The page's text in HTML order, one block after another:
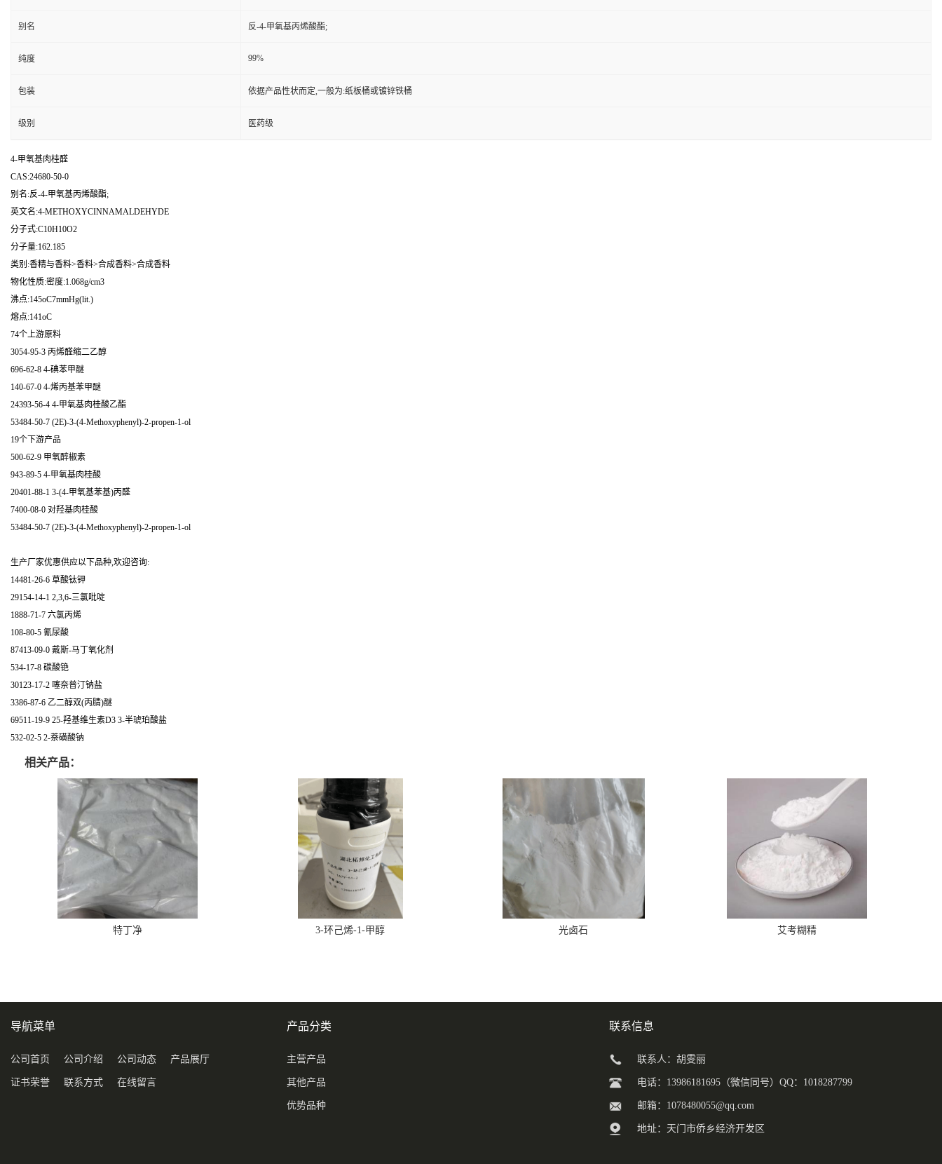
别名 反-4-甲氧基丙烯酸酯;
纯度 99%
包装 依据产品性状而定,一般为:纸板桶或镀锌铁桶
级别 医药级
4-甲氧基肉桂醛
CAS:24680-50-0
别名:反-4-甲氧基丙烯酸酯;
英文名:4-METHOXYCINNAMALDEHYDE
分子式:C10H10O2
分子量:162.185
类别:香精与香料>香料>合成香料>合成香料
物化性质:密度:1.068g/cm3
沸点:145oC7mmHg(lit.)
熔点:141oC
74个上游原料
3054-95-3 丙烯醛缩二乙醇
696-62-8 4-碘苯甲醚
140-67-0 4-烯丙基苯甲醚
24393-56-4 4-甲氧基肉桂酸乙酯
53484-50-7 (2E)-3-(4-Methoxyphenyl)-2-propen-1-ol
19个下游产品
500-62-9 甲氧醉椒素
943-89-5 4-甲氧基肉桂酸
20401-88-1 3-(4-甲氧基苯基)丙醛
7400-08-0 对羟基肉桂酸
53484-50-7 (2E)-3-(4-Methoxyphenyl)-2-propen-1-ol
生产厂家优惠供应以下品种,欢迎咨询:
14481-26-6 草酸钛钾
29154-14-1 2,3,6-三氯吡啶
1888-71-7 六氯丙烯
108-80-5 氰尿酸
87413-09-0 戴斯-马丁氧化剂
534-17-8 碳酸铯
30123-17-2 噻奈普汀钠盐
3386-87-6 乙二醇双(丙腈)醚
69511-19-9 25-羟基维生素D3 3-半琥珀酸盐
532-02-5 2-萘磺酸钠
相关产品：
特丁净 3-环己烯-1-甲醇 光卤石 艾考糊精
导航菜单
公司首页 公司介绍 公司动态 产品展厅
证书荣誉 联系方式 在线留言
产品分类
主营产品
其他产品
优势品种
联系信息
联系人：胡雯丽
电话：13986181695（微信同号）QQ：1018287799
邮箱： 1078480055@qq.com
地址：天门市侨乡经济开发区